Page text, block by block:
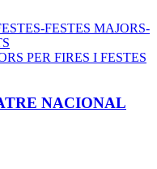
PER FIRES I FESTES
NACIONAL